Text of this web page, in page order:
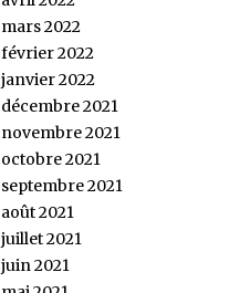
mars 2022
février 2022
janvier 2022
décembre 2021
novembre 2021
octobre 2021
septembre 2021
août 2021
juillet 2021
juin 2021